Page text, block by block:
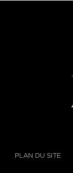
PLAN DU SITE